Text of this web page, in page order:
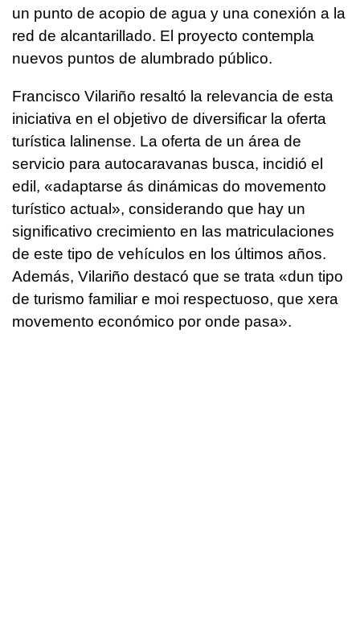
un punto de acopio de agua y una conexión a la
red de alcantarillado. El proyecto contempla
nuevos puntos de alumbrado público.
Francisco Vilariño resaltó la relevancia de esta
iniciativa en el objetivo de diversificar la oferta
turística lalinense. La oferta de un área de
servicio para autocaravanas busca, incidió el
edil, «adaptarse ás dinámicas do movemento
turístico actual», considerando que hay un
significativo crecimiento en las matriculaciones
de este tipo de vehículos en los últimos años.
Además, Vilariño destacó que se trata «dun tipo
de turismo familiar e moi respectuoso, que xera
movemento económico por onde pasa».